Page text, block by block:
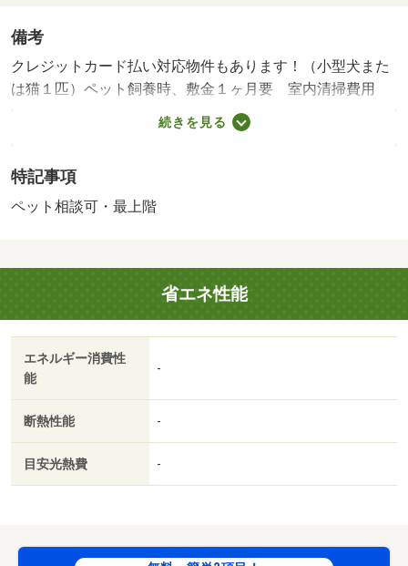
備考
クレジットカード払い対応物件もあります！（小型犬また
は猫１匹）ペット飼養時、敷金１ヶ月要 室内清掃費用
７７０００円・賃貸保証等：加入要（アイ・シンクレン
ト 機関保証加入必須。初回保証料３５０００円、月額保
り））・来客時にはＴＶインターホンで訪問者の顔を確認
することができるので防犯対策につながります。収納はウ
他費用契約金 19250円
続きを見る
特記事項
ペット相談可・最上階
省エネ性能
エネルギー消費性
能
-
断熱性能 -
目安光熱費 -